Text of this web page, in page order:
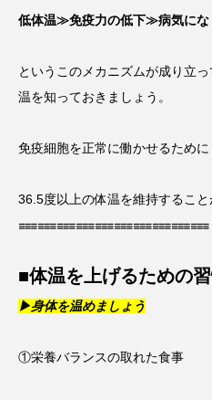
低体温≫免疫力の低下≫病気にな
というこのメカニズムが成り立
温を知っておきましょう。
免疫細胞を正常に働かせるために
36.5度以上の体温を維持すること
𓐌𓐌𓐌𓐌𓐌𓐌𓐌𓐌𓐌𓐌
■体温を上げるための
▶身体を温めましょう
①栄養バランスの取れた食事